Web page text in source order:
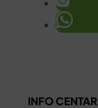
INFO CENTAR